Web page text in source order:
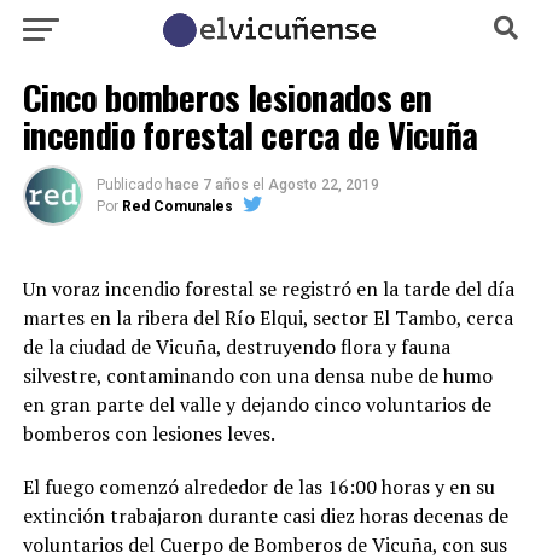
Cinco bomberos lesionados en
incendio forestal cerca de Vicuña
Publicado hace 7 años el Agosto 22, 2019
Por Red Comunales
Un voraz incendio forestal se registró en la tarde del día
martes en la ribera del Río Elqui, sector El Tambo, cerca
de la ciudad de Vicuña, destruyendo flora y fauna
silvestre, contaminando con una densa nube de humo
en gran parte del valle y dejando cinco voluntarios de
bomberos con lesiones leves.
El fuego comenzó alrededor de las 16:00 horas y en su
extinción trabajaron durante casi diez horas decenas de
voluntarios del Cuerpo de Bomberos de Vicuña, con sus